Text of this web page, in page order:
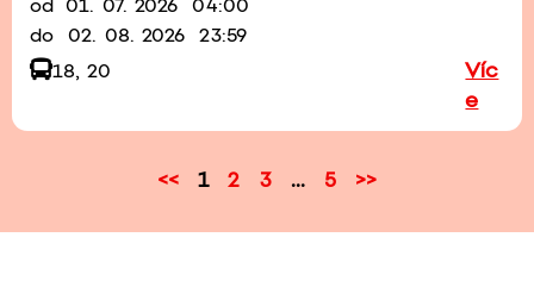
od 01. 07. 2026
04:00
do
02. 08. 2026
23:59
18, 20
Víc
e
<< 1 2 3 ... 5 >>